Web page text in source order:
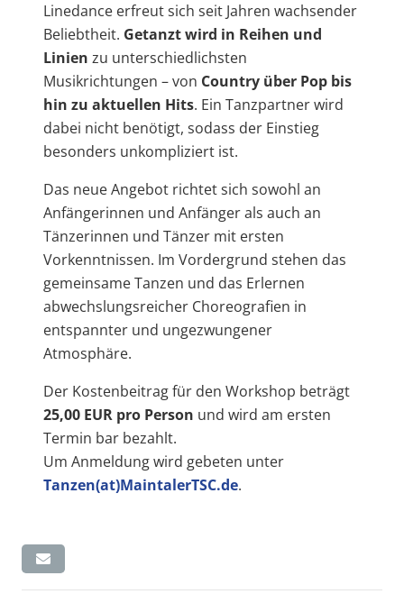
Linedance erfreut sich seit Jahren wachsender
Beliebtheit. Getanzt wird in Reihen und
Linien zu unterschiedlichsten
Musikrichtungen – von Country über Pop bis
hin zu aktuellen Hits. Ein Tanzpartner wird
dabei nicht benötigt, sodass der Einstieg
besonders unkompliziert ist.
Das neue Angebot richtet sich sowohl an
Anfängerinnen und Anfänger als auch an
Tänzerinnen und Tänzer mit ersten
Vorkenntnissen. Im Vordergrund stehen das
gemeinsame Tanzen und das Erlernen
abwechslungsreicher Choreografien in
entspannter und ungezwungener
Atmosphäre.
Der Kostenbeitrag für den Workshop beträgt
25,00 EUR pro Person und wird am ersten
Termin bar bezahlt.
Um Anmeldung wird gebeten unter
Tanzen(at)MaintalerTSC.de.